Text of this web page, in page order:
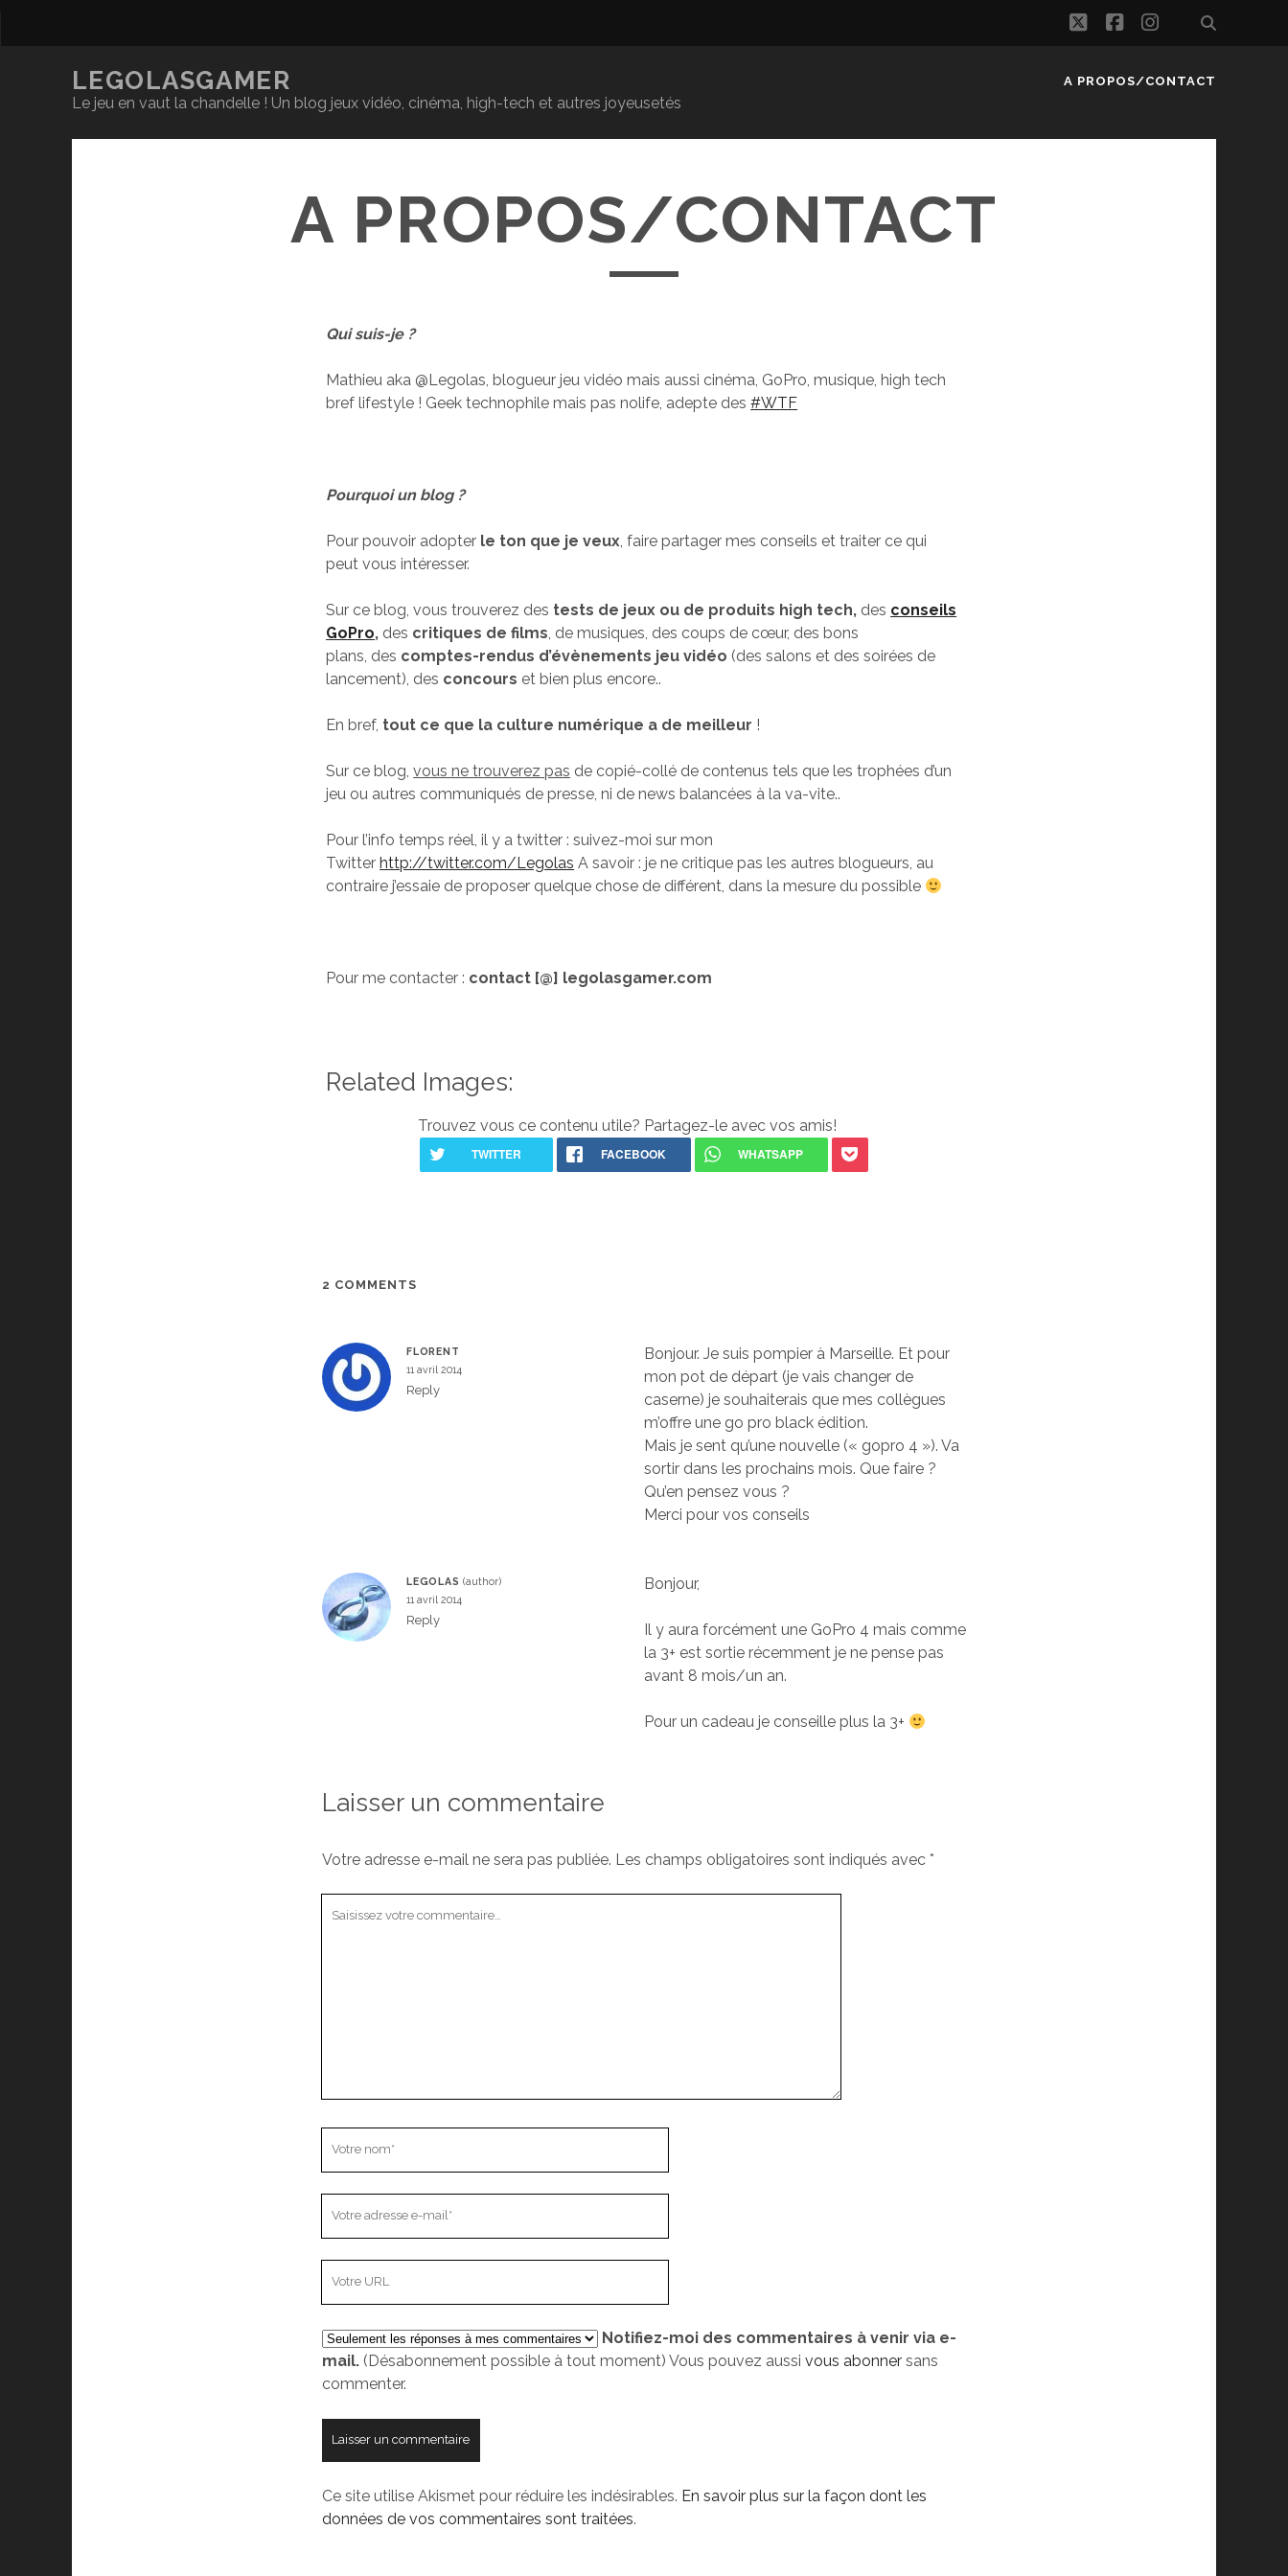
twitterfacebook
instagram
LEGOLASGAMER
Le jeu en vaut la chandelle ! Un blog jeux vidéo, cinéma, high-tech et autres joyeusetés
A PROPOS/CONTACT
A PROPOS/CONTACT
Qui suis-je ?
Mathieu aka @Legolas, blogueur jeu vidéo mais aussi cinéma, GoPro, musique, high tech
bref lifestyle ! Geek technophile mais pas nolife, adepte des#WTF
Pourquoi un blog ?
Pour pouvoir adopter le ton que je veux, faire partager mes conseils et traiter ce qui
peut vous intéresser.
Sur ce blog, vous trouverez des tests de jeux ou de produits high tech, des conseils
GoPro, des critiques de films, de musiques, des coups de cœur, des bons
plans, des comptes-rendus d’évènements jeu vidéo (des salons et des soirées de
lancement), des concours et bien plus encore..
En bref, tout ce que la culture numérique a de meilleur !
Sur ce blog,vous ne trouverez pas de copié-collé de contenus tels que les trophées d’un
jeu ou autres communiqués de presse, ni de news balancées à la va-vite..
Pour l’info temps réel, il y a twitter : suivez-moi sur mon
Twitterhttp://twitter.com/Legolas A savoir : je ne critique pas les autres blogueurs, au
contraire j’essaie de proposer quelque chose de différent, dans la mesure du possible
Pour me contacter : contact [@] legolasgamer.com
Related Images:
Trouvez vous ce contenu utile? Partagez-le avec vos amis!
2 COMMENTS
FLORENT
11 avril 2014
Reply
Bonjour. Je suis pompier à Marseille. Et pour
mon pot de départ (je vais changer de
caserne) je souhaiterais que mes collègues
m’offre une go pro black édition.
Mais je sent qu’une nouvelle (« gopro 4 »). Va
sortir dans les prochains mois. Que faire ?
Qu’en pensez vous ?
Merci pour vos conseils
LEGOLAS
11 avril 2014
Reply
Bonjour,
Il y aura forcément une GoPro 4 mais comme
la 3+ est sortie récemment je ne pense pas
avant 8 mois/un an.
Pour un cadeau je conseille plus la 3+
Laisser un commentaire
Votre adresse e-mail ne sera pas publiée. Les champs obligatoires sont indiqués avec *
mail
votre
site
Notifiez-moi des commentaires à venir via e-
mail.(Désabonnement possible à tout moment) Vous pouvez aussi vous abonnersans
commenter.
Ce site utilise Akismet pour réduire les indésirables. En savoir plus sur la façon dont les
données de vos commentaires sont traitées.